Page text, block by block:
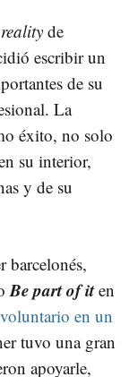
reality de
escribir un
de su
La
éxito, no solo
su interior,
y de su
barcelonés,
Be part of it en
en un
tuvo una gran
apoyarle,